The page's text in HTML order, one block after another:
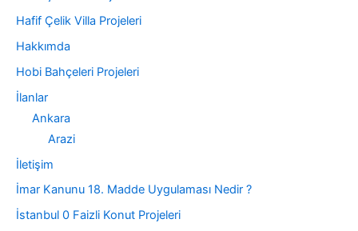
Hafif Çelik Villa Projeleri
Hakkımda
Hobi Bahçeleri Projeleri
İlanlar
Ankara
Arazi
İletişim
İmar Kanunu 18. Madde Uygulaması Nedir ?
İstanbul 0 Faizli Konut Projeleri